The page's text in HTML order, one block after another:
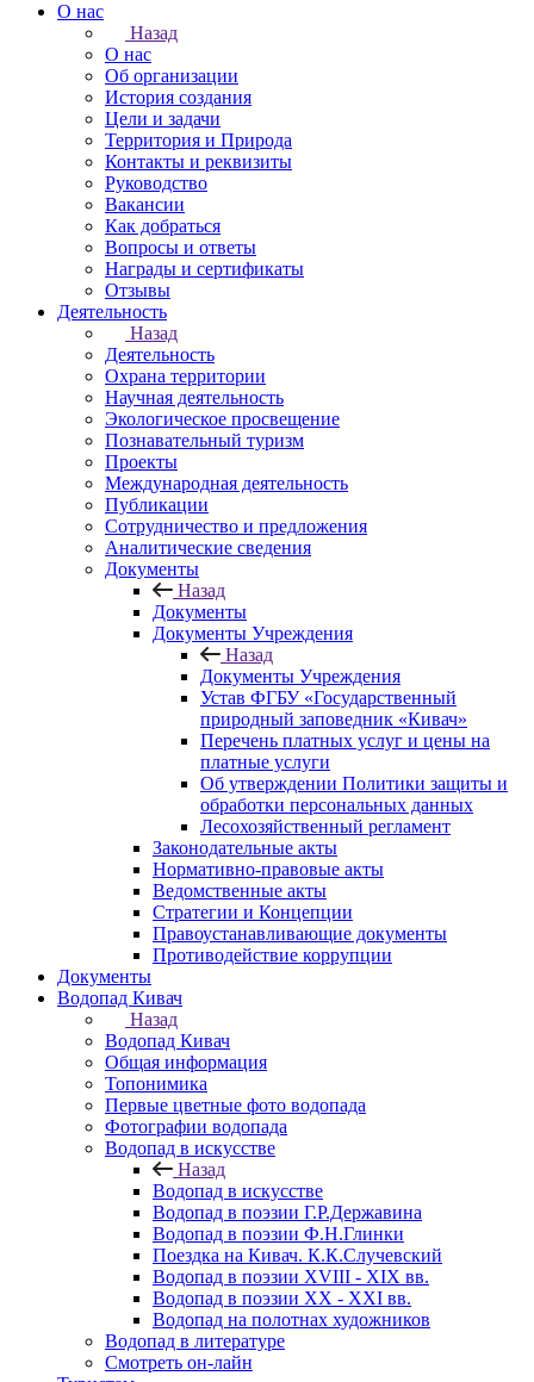
О нас
Назад
О нас
Об организации
История создания
Цели и задачи
Территория и Природа
Контакты и реквизиты
Руководство
Вакансии
Как добраться
Вопросы и ответы
Награды и сертификаты
Отзывы
Деятельность
Назад
Деятельность
Охрана территории
Научная деятельность
Экологическое просвещение
Познавательный туризм
Проекты
Международная деятельность
Публикации
Сотрудничество и предложения
Аналитические сведения
Документы
Назад
Документы
Документы Учреждения
Назад
Документы Учреждения
Устав ФГБУ «Государственный
природный заповедник «Кивач»
Перечень платных услуг и цены на
платные услуги
Об утверждении Политики защиты и
обработки персональных данных
Лесохозяйственный регламент
Законодательные акты
Нормативно-правовые акты
Ведомственные акты
Стратегии и Концепции
Правоустанавливающие документы
Противодействие коррупции
Документы
Водопад Кивач
Назад
Водопад Кивач
Общая информация
Топонимика
Первые цветные фото водопада
Фотографии водопада
Водопад в искусстве
Назад
Водопад в искусстве
Водопад в поэзии Г.Р.Державина
Водопад в поэзии Ф.Н.Глинки
Поездка на Кивач. К.К.Случевский
Водопад в поэзии XVIII - XIX вв.
Водопад в поэзии XX - XXI вв.
Водопад на полотнах художников
Водопад в литературе
Смотреть он-лайн